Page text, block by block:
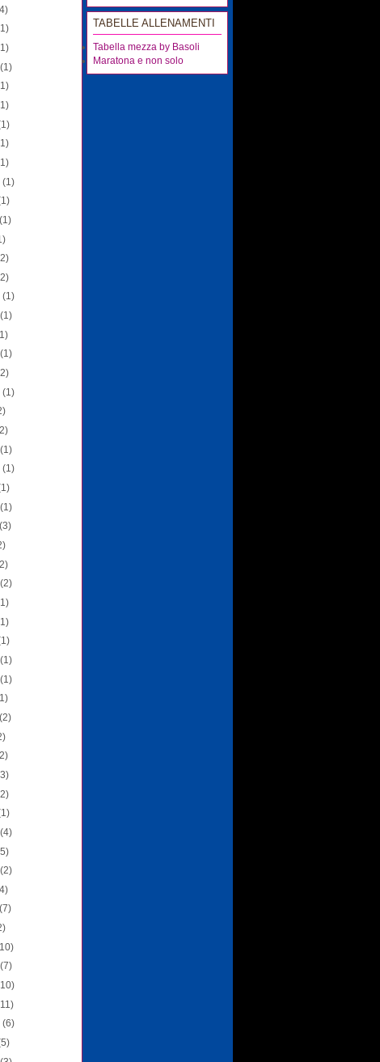
(1)
(1)
(1)
(1)
(1)
(1)
(1)
(1)
(1)
(1)
(3)
(2)
(1)
(1)
(2)
(4)
(2)
(7)
(7)
(6)
TABELLE ALLENAMENTI
Tabella mezza by Basoli
Maratona e non solo